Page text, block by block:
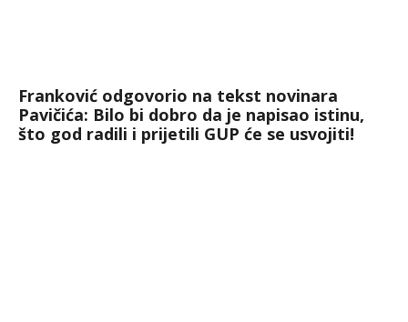
Franković odgovorio na tekst novinara
Pavičića: Bilo bi dobro da je napisao istinu,
što god radili i prijetili GUP će se usvojiti!